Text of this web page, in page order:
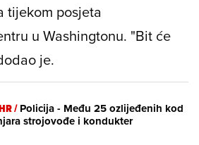
tijekom posjeta
u Washingtonu. "Bit će
je.
/Policija - Među 25 ozlijeđenih kod
strojovođe i kondukter